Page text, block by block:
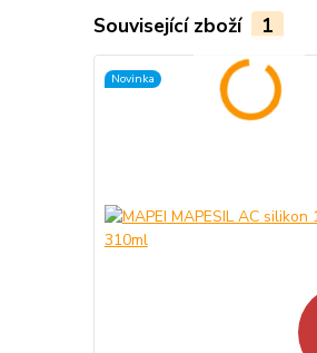
Související zboží 1
Novinka